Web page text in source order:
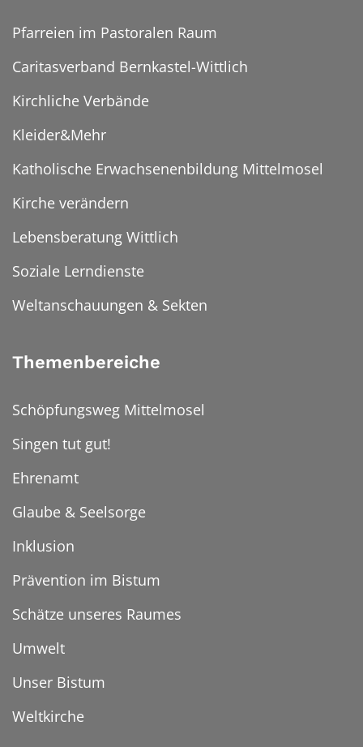
Pfarreien im Pastoralen Raum
Caritasverband Bernkastel-Wittlich
Kirchliche Verbände
Kleider&Mehr
Katholische Erwachsenenbildung Mittelmosel
Kirche verändern
Lebensberatung Wittlich
Soziale Lerndienste
Weltanschauungen & Sekten
Themenbereiche
Schöpfungsweg Mittelmosel
Singen tut gut!
Ehrenamt
Glaube & Seelsorge
Inklusion
Prävention im Bistum
Schätze unseres Raumes
Umwelt
Unser Bistum
Weltkirche